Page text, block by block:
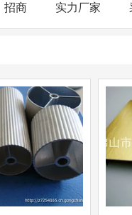
招商 实力厂家